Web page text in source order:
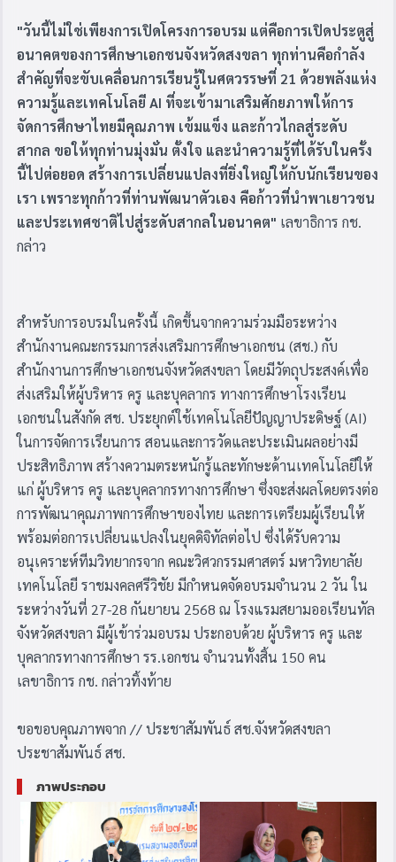
"วันนี้ไม่ใช่เพียงการเปิดโครงการอบรม แต่คือการเปิดประตูสู่
อนาคตของการศึกษาเอกชนจังหวัดสงขลา ทุกท่านคือกำลัง
สำคัญที่จะขับเคลื่อนการเรียนรู้ในศตวรรษที่ 21 ด้วยพลังแห่ง
ความรู้และเทคโนโลยี AI ที่จะเข้ามาเสริมศักยภาพให้การ
จัดการศึกษาไทยมีคุณภาพ เข้มแข็ง และก้าวไกลสู่ระดับ
สากล ขอให้ทุกท่านมุ่งมั่น ตั้งใจ และนำความรู้ที่ได้รับในครั้ง
นี้ไปต่อยอด สร้างการเปลี่ยนแปลงที่ยิ่งใหญ่ให้กับนักเรียนของ
เรา เพราะทุกก้าวที่ท่านพัฒนาตัวเอง คือก้าวที่นำพาเยาวชน
และประเทศชาติไปสู่ระดับสากลในอนาคต" เลขาธิการ กช.
กล่าว
สำหรับการอบรมในครั้งนี้ เกิดขึ้นจากความร่วมมือระหว่าง
สำนักงานคณะกรรมการส่งเสริมการศึกษาเอกชน (สช.) กับ
สำนักงานการศึกษาเอกชนจังหวัดสงขลา โดยมีวัตถุประสงค์เพื่อ
ส่งเสริมให้ผู้บริหาร ครู และบุคลากร ทางการศึกษาโรงเรียน
เอกชนในสังกัด สช. ประยุกต์ใช้เทคโนโลยีปัญญาประดิษฐ์ (AI)
ในการจัดการเรียนการ สอนและการวัดและประเมินผลอย่างมี
ประสิทธิภาพ สร้างความตระหนักรู้และทักษะด้านเทคโนโลยีให้
แก่ ผู้บริหาร ครู และบุคลากรทางการศึกษา ซึ่งจะส่งผลโดยตรงต่อ
การพัฒนาคุณภาพการศึกษาของไทย และการเตรียมผู้เรียนให้
พร้อมต่อการเปลี่ยนแปลงในยุคดิจิทัลต่อไป ซึ่งได้รับความ
อนุเคราะห์ทีมวิทยากรจาก คณะวิศวกรรมศาสตร์ มหาวิทยาลัย
เทคโนโลยี ราชมงคลศรีวิชัย มีกำหนดจัดอบรมจำนวน 2 วัน ใน
ระหว่างวันที่ 27-28 กันยายน 2568 ณ โรงแรมสยามออเรียนทัล
จังหวัดสงขลา มีผู้เข้าร่วมอบรม ประกอบด้วย ผู้บริหาร ครู และ
บุคลากรทางการศึกษา รร.เอกชน จำนวนทั้งสิ้น 150 คน
เลขาธิการ กช. กล่าวทิ้งท้าย
ขอขอบคุณภาพจาก // ประชาสัมพันธ์ สช.จังหวัดสงขลา
ประชาสัมพันธ์ สช.
ภาพประกอบ